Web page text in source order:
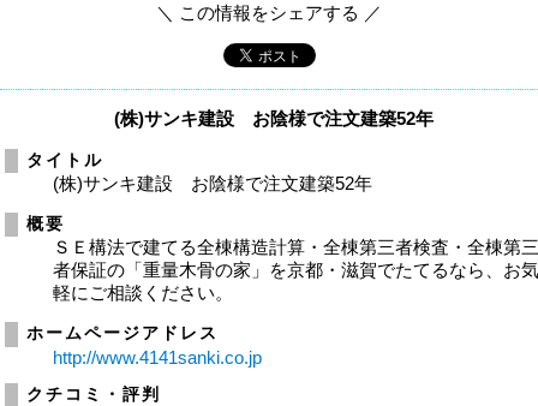
＼ この情報をシェアする ／
(株)サンキ建設 お陰様で注文建築52年
タイトル
(株)サンキ建設 お陰様で注文建築52年
概要
ＳＥ構法で建てる全棟構造計算・全棟第三者検査・全棟第
者保証の「重量木骨の家」を京都・滋賀でたてるなら、お
軽にご相談ください。
ホームページアドレス
http://www.4141sanki.co.jp
クチコミ・評判